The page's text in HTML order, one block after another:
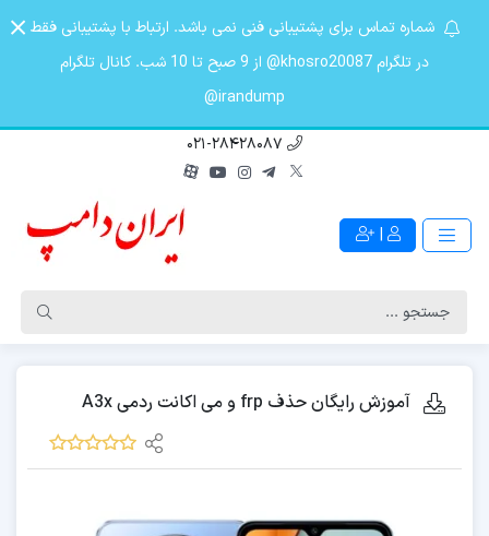
شماره تماس برای پشتیبانی فنی نمی باشد. ارتباط با پشتیبانی فقط
در تلگرام khosro20087@ از 9 صبح تا 10 شب. کانال تلگرام
irandump@
021-28428087
|
آموزش رایگان حذف frp و می اکانت ردمی A3x